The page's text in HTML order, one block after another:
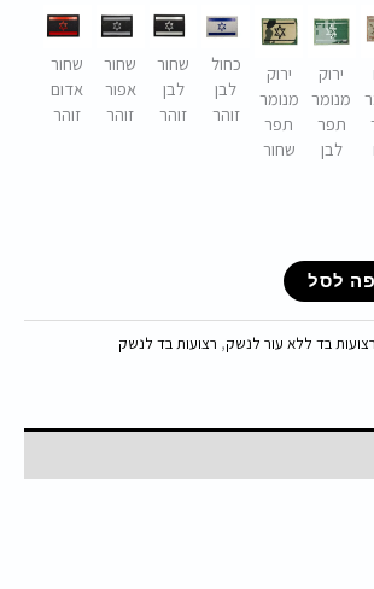
ירוק
מנומר
תפר
לבן
ירוק
מנומר
תפר
שחור
כחול
לבן
זוהר
שחור
לבן
זוהר
שחור
אפור
זוהר
שחור
אדום
זוהר
לסל
רצועות בד ללא עור לנשק, רצועות בד לנשק